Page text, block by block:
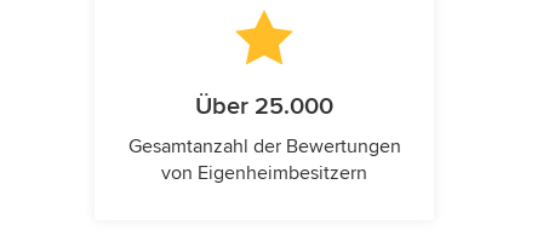
Über 25.000
Gesamtanzahl der Bewertungen
von Eigenheimbesitzern